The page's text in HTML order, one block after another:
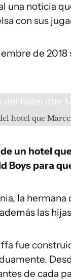
una noticia
con sus
de
hotel que
un hotel
Boys para
la
las
fue
de cada